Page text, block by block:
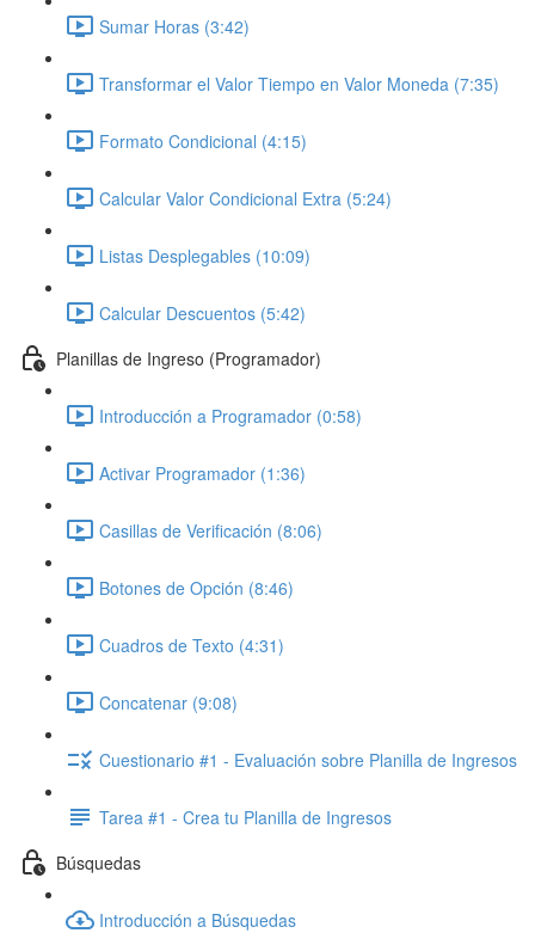
Sumar Horas (3:42)
Transformar el Valor Tiempo en Valor Moneda (7:35)
Formato Condicional (4:15)
Calcular Valor Condicional Extra (5:24)
Listas Desplegables (10:09)
Calcular Descuentos (5:42)
Planillas de Ingreso (Programador)
Introducción a Programador (0:58)
Activar Programador (1:36)
Casillas de Verificación (8:06)
Botones de Opción (8:46)
Cuadros de Texto (4:31)
Concatenar (9:08)
Cuestionario #1 - Evaluación sobre Planilla de Ingresos
Tarea #1 - Crea tu Planilla de Ingresos
Búsquedas
Introducción a Búsquedas